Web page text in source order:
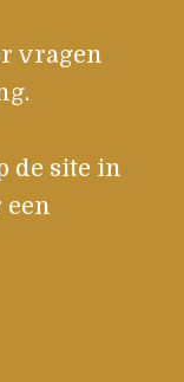
vragen
de site in
een